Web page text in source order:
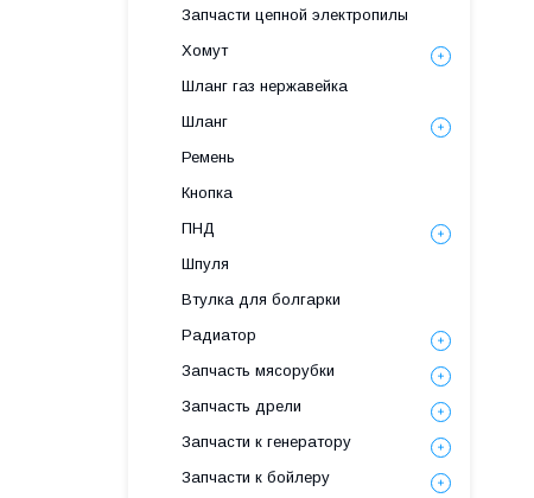
Запчасти цепной электропилы
Хомут
Шланг газ нержавейка
Шланг
Ремень
Кнопка
ПНД
Шпуля
Втулка для болгарки
Радиатор
Запчасть мясорубки
Запчасть дрели
Запчасти к генератору
Запчасти к бойлеру